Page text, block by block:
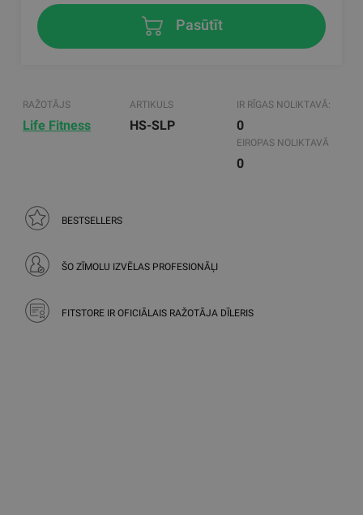
Pasūtīt
RAŽOTĀJS
Life Fitness
ARTIKULS
HS-SLP
IR RĪGAS NOLIKTAVĀ:
0
EIROPAS NOLIKTAVĀ
0
BESTSELLERS
ŠO ZĪMOLU IZVĒLAS PROFESIONĀĻI
FITSTORE IR OFICIĀLAIS RAŽOTĀJA DĪLERIS